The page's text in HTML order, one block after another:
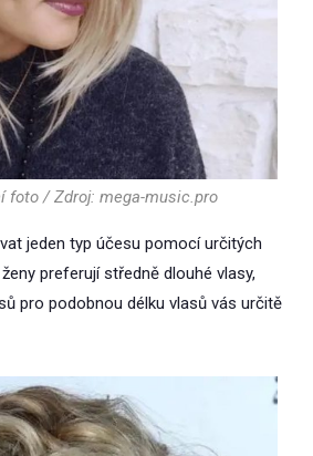
foto / Zdroj: mega-music.pro
jeden typ účesu pomocí určitých
preferují středně dlouhé vlasy,
pro podobnou délku vlasů vás určitě